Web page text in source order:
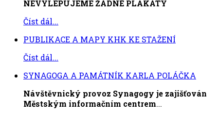
NEVYLEPUJEME ŽÁDNÉ PLAKÁTY
Číst dál...
PUBLIKACE A MAPY KHK KE STAŽENÍ
Číst dál...
SYNAGOGA A PAMÁTNÍK KARLA POLÁČKA
Návštěvnický provoz Synagogy je zajišťován
Městským informačním centrem...